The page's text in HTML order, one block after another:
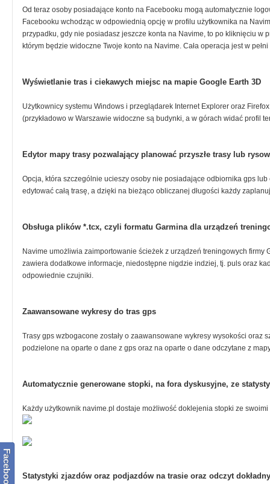
Od teraz osoby posiadające konto na Facebooku mogą automatycznie
Facebooku wchodząc w odpowiednią opcję w profilu użytkownika na
przypadku, gdy nie posiadasz jeszcze konta na Navime, to po kliknięciu
którym będzie widoczne Twoje konto na Navime. Cała operacja jest w
Wyświetlanie tras i ciekawych miejsc na mapie Google Earth 3D
Użytkownicy systemu Windows i przeglądarek Internet Explorer oraz
(przykładowo w Warszawie widoczne są budynki, a w górach widać profil
Edytor mapy trasy pozwalający planować przyszłe trasy lub
Opcja, która szczególnie ucieszy osoby nie posiadające odbiornika gps
edytować całą trasę, a dzięki na bieżąco obliczanej długości każdy
Obsługa plików *.tcx, czyli formatu Garmina dla urządzeń
Navime umożliwia zaimportowanie ścieżek z urządzeń treningowych
zawiera dodatkowe informacje, niedostępne nigdzie indziej, tj. puls oraz
odpowiednie czujniki.
Zaawansowane wykresy do tras gps
Trasy gps wzbogacone zostały o zaawansowane wykresy wysokości oraz
podzielone na oparte o dane z gps oraz na oparte o dane odczytane z
Automatycznie generowane stopki, na fora dyskusyjne, ze
Każdy użytkownik navime.pl dostaje możliwość doklejenia stopki ze
Statystyki zjazdów oraz podjazdów na trasie oraz odczyt
Facebook